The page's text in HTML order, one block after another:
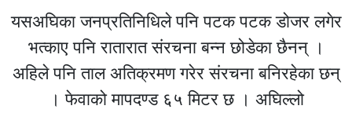
यसअघिका जनप्रतिनिधिले पनि पटक पटक डोजर लगेर
भत्काए पनि रातारात संरचना बन्न छोडेका छैनन् ।
अहिले पनि ताल अतिक्रमण गरेर संरचना बनिरहेका छन्
। फेवाको मापदण्ड ६५ मिटर छ । अघिल्लो